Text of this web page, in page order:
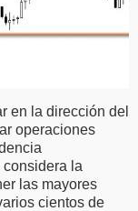
en la dirección del
operaciones
la
las mayores
cientos de